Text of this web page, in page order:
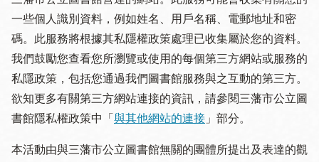
一些個人識別資料，例如姓名、用戶名稱、電郵地址和密
碼。此服務將根據其私隱權政策處理已收集屬於您的資料。
我們鼓勵您查看您所瀏覽或使用的每個第三方網站或服務的
私隱政策，包括您通過我們圖書館服務與之互動的第三方。
欲知更多有關第三方網站連接的資訊，請參閱三藩市公立圖
書館隱私權政策中「 與其他網站的連接 」部分。
本活動由與三藩市公立圖書館無關的團體所提出及表達的觀